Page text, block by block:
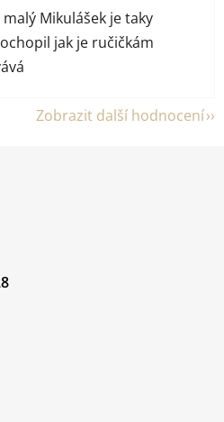
Mikulášek je taky
jak je ručičkám
Zobrazit další hodnocení